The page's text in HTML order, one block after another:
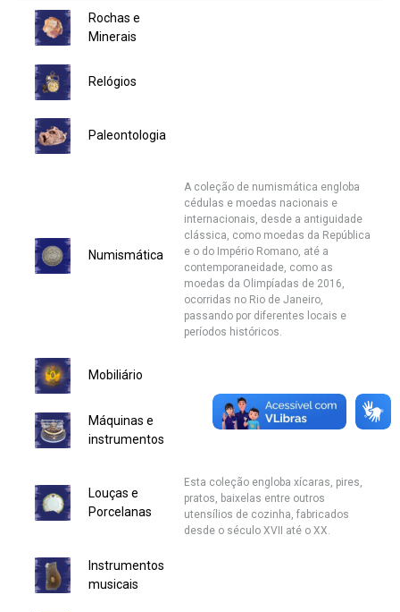
Ministério da Saúde
Ministério de Minas e Energia
Ministério da Ciência, Tecnologia, Inovações e Comunicações
Ministério do Desenvolvimento Regional
Ministério da Mulher, da Família e dos Direitos Humanos
Secretaria-Geral
Secretaria de Governo
Advocacia-Geral da União
Rochas e
Minerais
Relógios
Paleontologia
Numismática
A coleção de numismática engloba
cédulas e moedas nacionais e
internacionais, desde a antiguidade
clássica, como moedas da República
e o do Império Romano, até a
contemporaneidade, como as
moedas da Olimpíadas de 2016,
ocorridas no Rio de Janeiro,
passando por diferentes locais e
períodos históricos.
Mobiliário
Máquinas e
instrumentos
Louças e
Porcelanas
Esta coleção engloba xícaras, pires,
pratos, baixelas entre outros
utensílios de cozinha, fabricados
desde o século XVII até o XX.
Instrumentos
musicais